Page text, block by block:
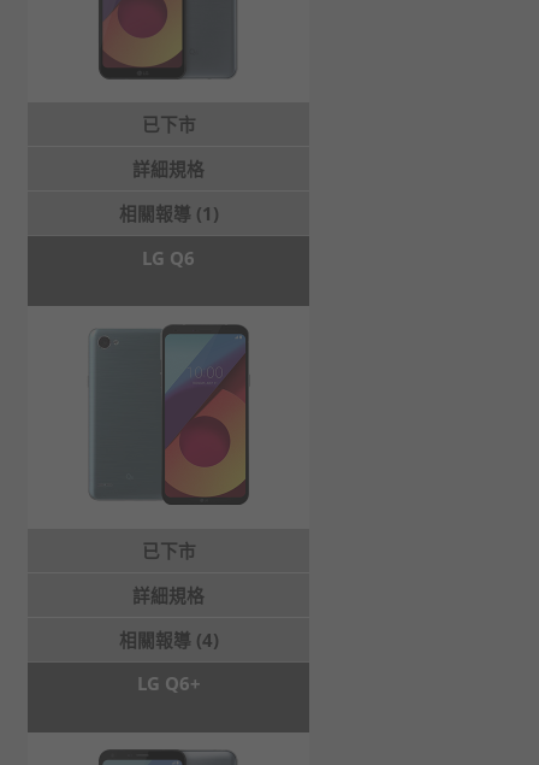
已下市
詳細規格
相關報導 (1)
LG Q6
已下市
詳細規格
相關報導 (4)
LG Q6+